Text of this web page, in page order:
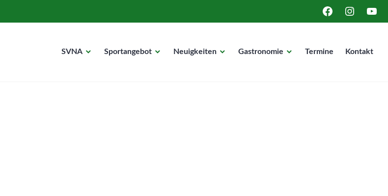
FACEBOOK
SVNA Sportangebot Neuigkeiten Gastronomie Termine Kontakt